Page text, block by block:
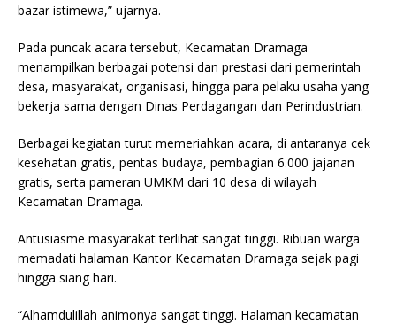
bazar istimewa,” ujarnya.
Pada puncak acara tersebut, Kecamatan Dramaga
menampilkan berbagai potensi dan prestasi dari pemerintah
desa, masyarakat, organisasi, hingga para pelaku usaha yang
bekerja sama dengan Dinas Perdagangan dan Perindustrian.
Berbagai kegiatan turut memeriahkan acara, di antaranya cek
kesehatan gratis, pentas budaya, pembagian 6.000 jajanan
gratis, serta pameran UMKM dari 10 desa di wilayah
Kecamatan Dramaga.
Antusiasme masyarakat terlihat sangat tinggi. Ribuan warga
memadati halaman Kantor Kecamatan Dramaga sejak pagi
hingga siang hari.
“Alhamdulillah animonya sangat tinggi. Halaman kecamatan